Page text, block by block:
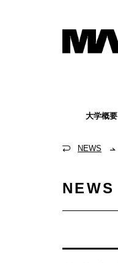
大学概要
NEWS
NEWS